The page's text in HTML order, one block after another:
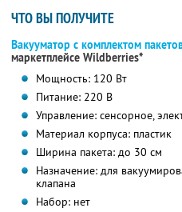
ЧТО ВЫ ПОЛУЧИТЕ
Вакууматор с комплектом
маркетплейсе Wildberries*
Мощность: 120 Вт
Питание: 220 В
Управление: сенсорное,
Материал корпуса: пластик
Ширина пакета: до 30 см
Назначение: для
клапана
Набор: нет